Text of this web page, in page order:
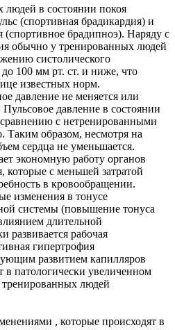
в состоянии покоя
(спортивная брадикардия) и
брадипноэ). Наряду с
обычно у тренированных людей
систолического
100 мм рт. ст. и ниже, что
известных норм.
давление не меняется или
давление в состоянии
с нетренированными
Таким образом, несмотря на
сердца не уменьшается.
экономную работу органов
с меньшей затратой
в кровообращении.
изменения в тонусе
системы (повышение тонуса
длительной
развивается рабочая
гипертрофия
развитием капилляров
патологически увеличенном
тренированных людей
, которые происходят в